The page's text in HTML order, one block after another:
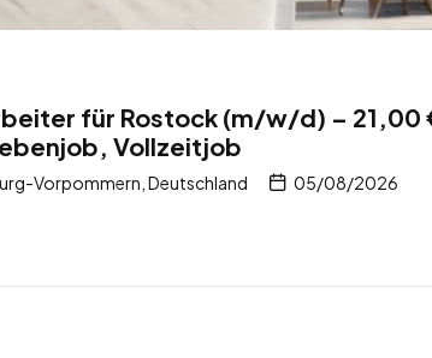
für Rostock (m/w/d) – 21,00
Vollzeitjob
Vorpommern, Deutschland 05/08/2026